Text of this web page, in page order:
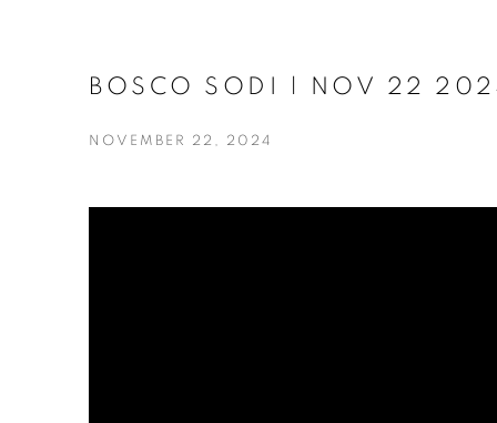
BOSCO SODI | NOV 22
NOVEMBER 22, 2024